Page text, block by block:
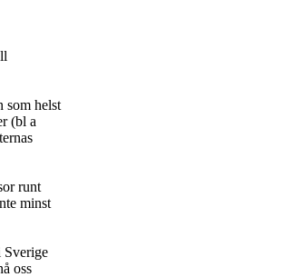
som helst
(bl a
runt
minst
Sverige
oss